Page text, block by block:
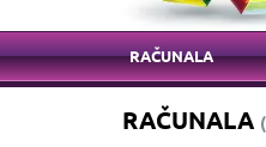
RAČUNALA
RAČUNALA